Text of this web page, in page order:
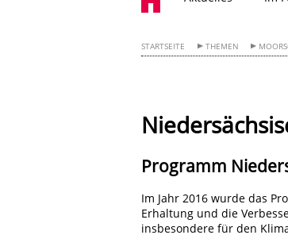
STARTSEITE THEMEN
Programm
Im Jahr 2016 wurde das
Erhaltung und die
insbesondere für den